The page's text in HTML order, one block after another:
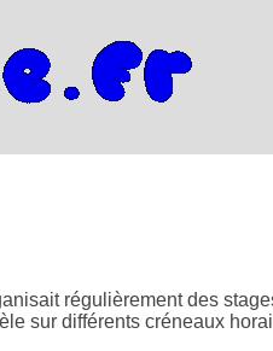
régulièrement des
sur différents créneaux